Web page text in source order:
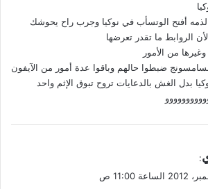
أفتح الوتسأب في نوكيا وجرب راح يحوشك
الروابط ما تقدر تعرضها
من الأمور
ضبطوا حالهم وباقوا عدة أمور من الآيفون
بدل الغش بالدعايات تروح تبوق الإثم واحد
: